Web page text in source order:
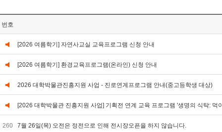
번호
[2026 여름학기] 자연사교실 교육프로그램 신청 안내
[2026 여름학기] 환경교육프로그램(온라인) 신청 안내
2026 대학박물관진흥지원 사업 - 진로연계프로그램 안내(중고등학생 대상)
[2026 대학박물관 진흥지원 사업] 기획전 연계 교육 프로그램 '생명의 식탁: 먹
260 7월 26일(목) 오전은 정전으로 인해 전시장오픈을 하지 않습니다.